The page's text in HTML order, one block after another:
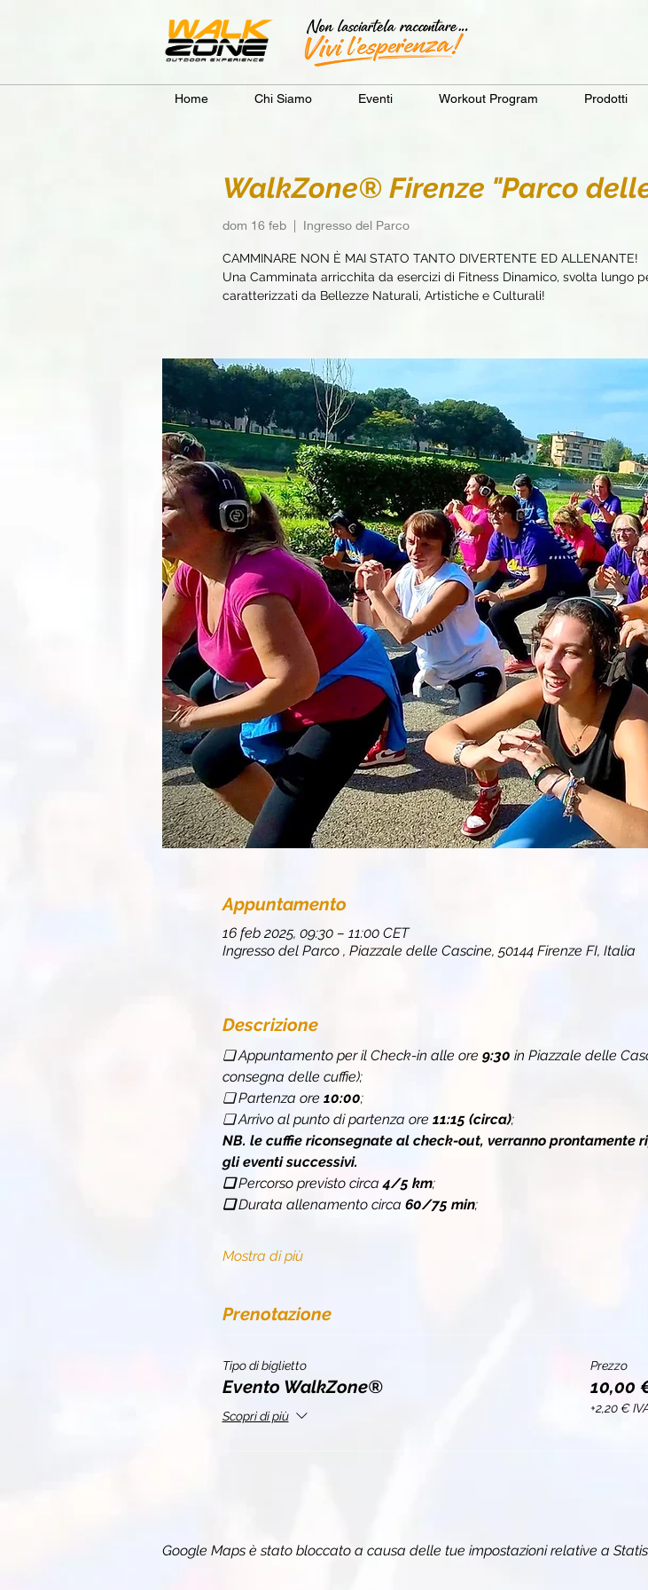
Home Chi Siamo Eventi Workout Program Prodotti
WalkZone® Firenze "Parco
dom 16 feb
  |
Ingresso del Parco
CAMMINARE NON È MAI STATO TANTO DIVERTENTE ED ALLENANTE!
Una Camminata arricchita da esercizi di Fitness Dinamico, svolta lungo
caratterizzati da Bellezze Naturali, Artistiche e Culturali!
Appuntamento
16 feb 2025, 09:30 – 11:00 CET
Ingresso del Parco , Piazzale delle Cascine, 50144 Firenze FI, Italia
Descrizione
❏ Appuntamento per il Check-in alle ore 9:30 in Piazzale delle
consegna delle cuffie);
❏ Partenza ore 10:00;
❏ Arrivo al punto di partenza ore 11:15 (circa);
NB. le cuffie riconsegnate al check-out, verranno prontamente
gli eventi successivi.
❏ Percorso previsto circa 4/5 km;
❏ Durata allenamento circa 60/75 min;
Mostra di più
Prenotazione
Tipo di biglietto
Evento WalkZone®
Scopri di più
Prezzo
10,00
+2,20 €
Google Maps è stato bloccato a causa delle tue impostazioni relative a